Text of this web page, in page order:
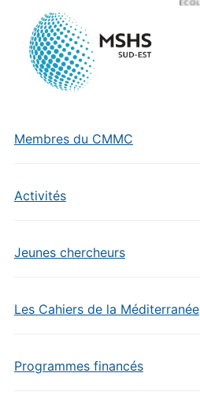
Membres du CMMC
Activités
Jeunes chercheurs
Les Cahiers de la Méditerranée
Programmes financés